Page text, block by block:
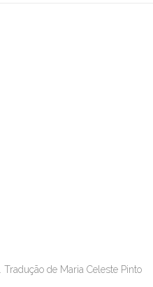
. Tradução de Maria Celeste Pinto